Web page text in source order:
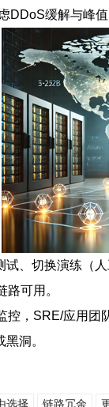
缓解与峰值
、切换演练（
可用。
，SRE/应用
洞。
选择 链路冗余